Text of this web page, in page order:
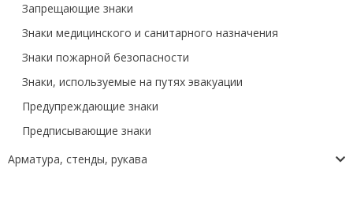
Запрещающие знаки
Знаки медицинского и санитарного назначения
Знаки пожарной безопасности
Знаки, используемые на путях эвакуации
Предупреждающие знаки
Предписывающие знаки
Арматура, стенды, рукава